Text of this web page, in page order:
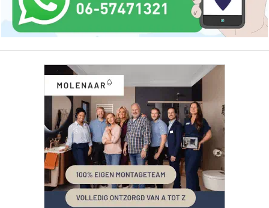
ONZEPARTNERS